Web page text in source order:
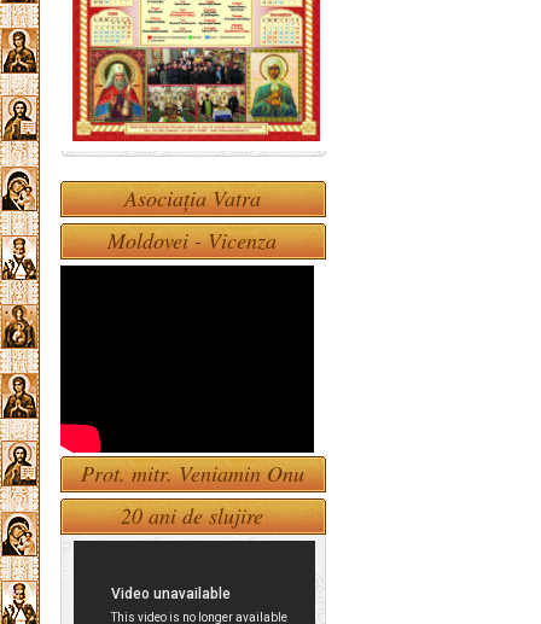
Asociația Vatra
Moldovei - Vicenza
Prot. mitr. Veniamin Onu
20 ani de slujire